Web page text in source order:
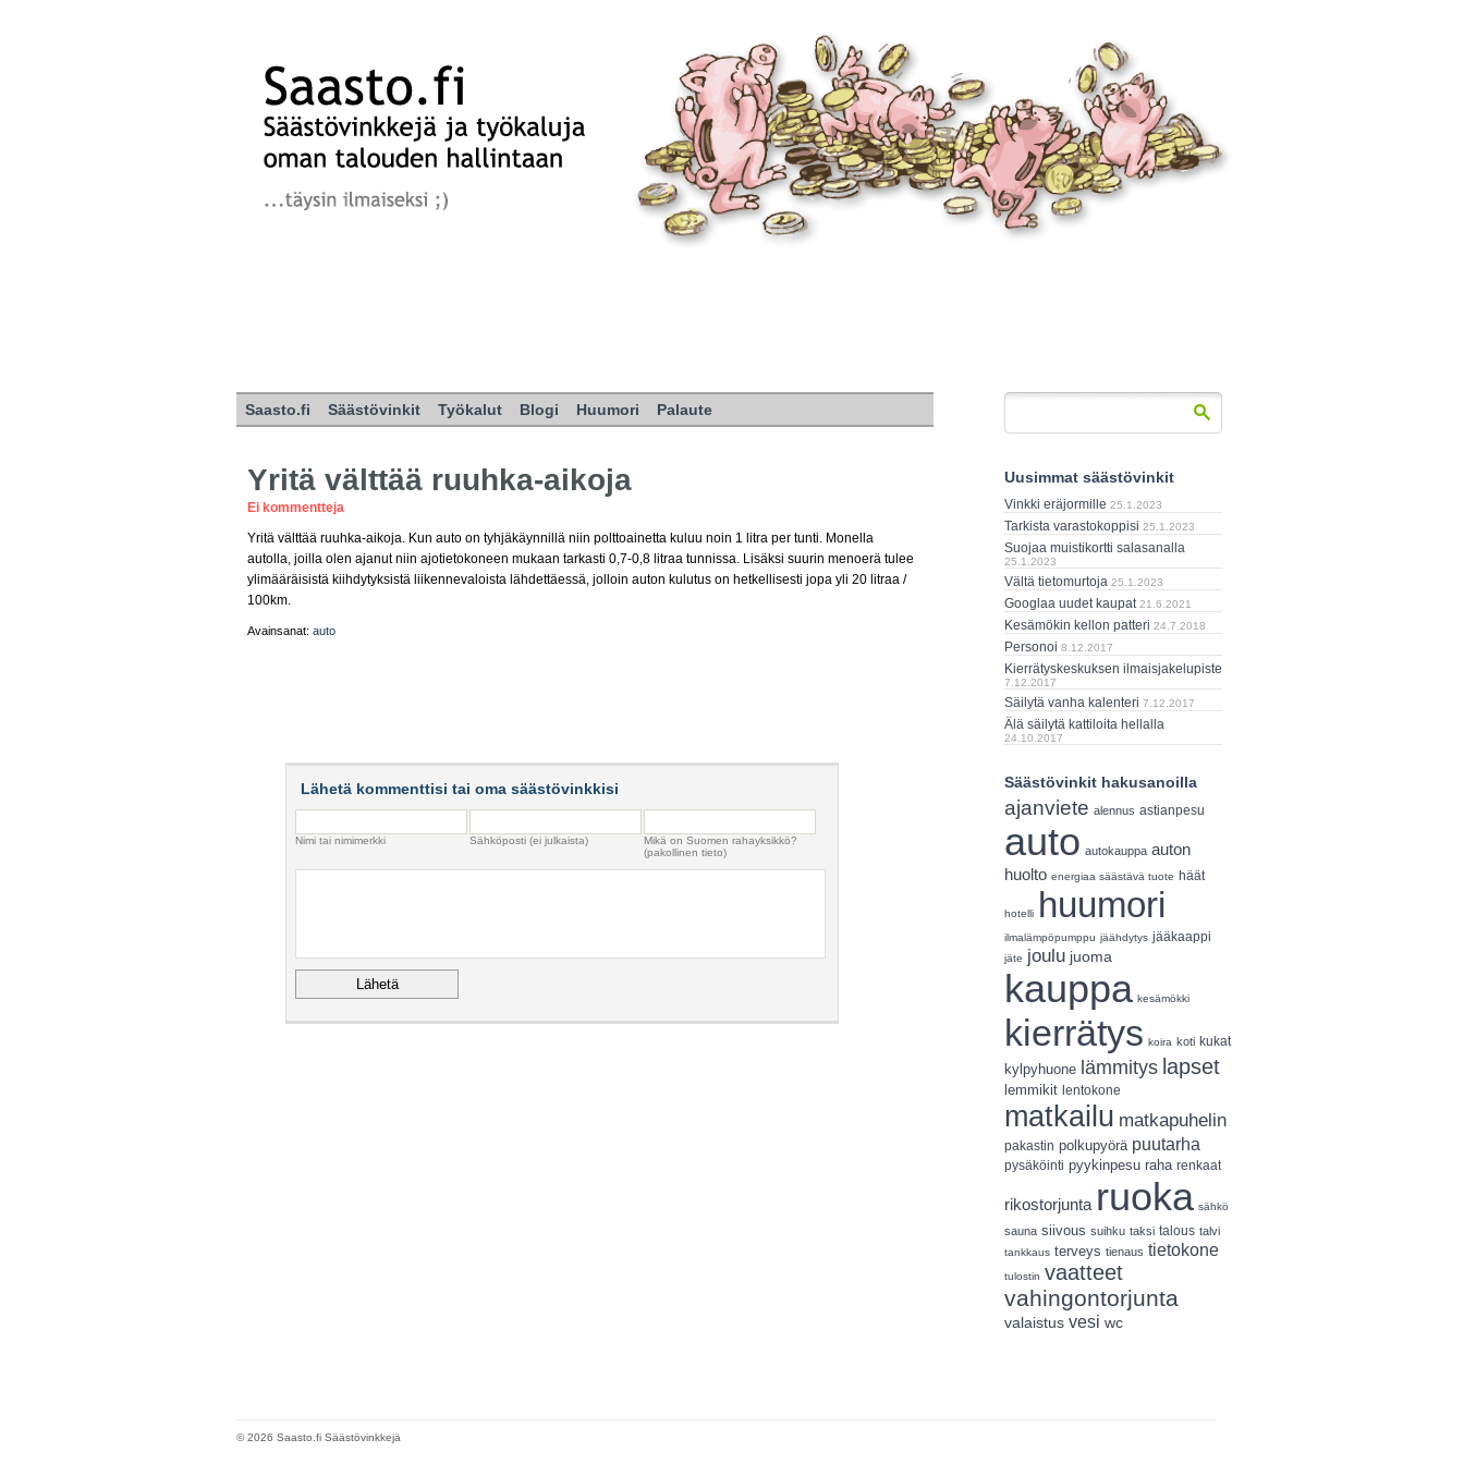
Saasto.fi Säästövinkit Työkalut Blogi Huumori Palaute
Yritä välttää ruuhka-aikoja
Ei kommentteja
Yritä välttää ruuhka-aikoja. Kun auto on tyhjäkäynnillä niin polttoainetta kuluu noin 1 litra per tunti. Monella
autolla, joilla olen ajanut niin ajotietokoneen mukaan tarkasti 0,7-0,8 litraa tunnissa. Lisäksi suurin menoerä tulee
ylimääräisistä kiihdytyksistä liikennevaloista lähdettäessä, jolloin auton kulutus on hetkellisesti jopa yli 20 litraa /
100km.
Avainsanat: auto
Lähetä kommenttisi tai oma säästövinkkisi
Nimi tai nimimerkki Sähköposti (ei julkaista)
Mikä on Suomen rahayksikkö?
(pakollinen tieto)
Uusimmat säästövinkit
Vinkki eräjormille 25.1.2023
Tarkista varastokoppisi 25.1.2023
Suojaa muistikortti salasanalla
25.1.2023
Vältä tietomurtoja 25.1.2023
Googlaa uudet kaupat 21.6.2021
Kesämökin kellon patteri 24.7.2018
Personoi 8.12.2017
Kierrätyskeskuksen ilmaisjakelupiste
7.12.2017
Säilytä vanha kalenteri 7.12.2017
Älä säilytä kattiloita hellalla
24.10.2017
Säästövinkit hakusanoilla
ajanviete alennus astianpesu
auto autokauppa auton
huolto energiaa säästävä tuote häät
hotelli huumori
ilmalämpöpumppu jäähdytys jääkaappi
jäte joulu juoma
kauppa kesämökki
kierrätys koira koti kukat
kylpyhuone lämmitys lapset
lemmikit lentokone
matkailu matkapuhelin
pakastin polkupyörä puutarha
pysäköinti pyykinpesu raha renkaat
rikostorjunta ruoka sähkö
sauna siivous suihku taksi talous talvi
tankkaus terveys tienaus tietokone
tulostin vaatteet
vahingontorjunta
valaistus vesi wc
© 2026 Saasto.fi Säästövinkkejä